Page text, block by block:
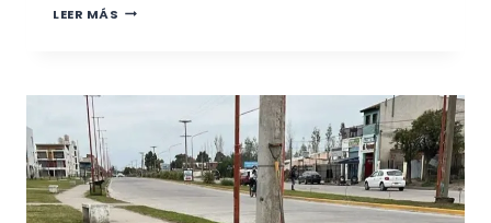
LEER MÁS CONTINÚA
EN
EL
BARRIO
EL